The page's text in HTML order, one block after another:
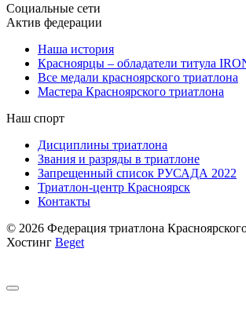
Социальные сети
Актив федерации
Наша история
Красноярцы – обладатели титула
Все медали красноярского триатлона
Мастера Красноярского триатлона
Наш спорт
Дисциплины триатлона
Звания и разряды в триатлоне
Запрещенный список РУСАДА 2022
Триатлон-центр Красноярск
Контакты
© 2026 Федерация триатлона
Хостинг Beget